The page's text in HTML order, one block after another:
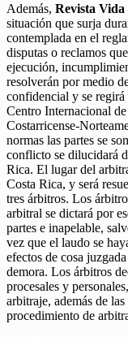
Además, Revista
situación que surja
contemplada en el
disputas o reclamos
ejecución,
resolverán por medio
confidencial y se
Centro Internacional
Costarricense-
normas las partes se
conflicto se dilucidará
Rica. El lugar del
Costa Rica, y será
tres árbitros. Los
arbitral se dictará por
partes e inapelable,
vez que el laudo se
efectos de cosa
demora. Los árbitros
procesales y
arbitraje, además de
procedimiento de